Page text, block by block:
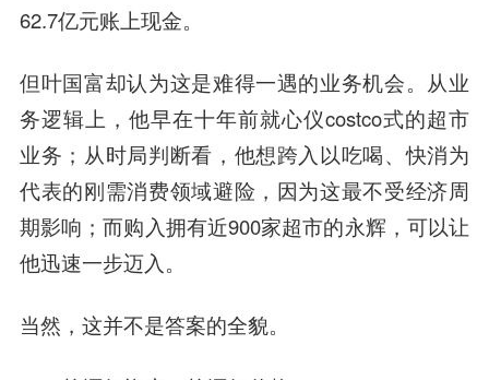
62.7亿元账上现金。
但叶国富却认为这是难得一遇的业务机会。从业
务逻辑上，他早在十年前就心仪costco式的超市
业务；从时局判断看，他想跨入以吃喝、快消为
代表的刚需消费领域避险，因为这最不受经济周
期影响；而购入拥有近900家超市的永辉，可以让
他迅速一步迈入。
当然，这并不是答案的全貌。